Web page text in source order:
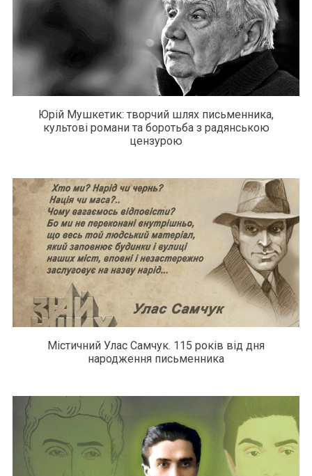
Юрій Мушкетик: творчий шлях письменника,
культові романи та боротьба з радянською
цензурою
Містичний Улас Самчук. 115 років від дня
народження письменника